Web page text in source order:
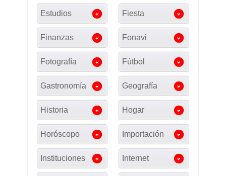
Estudios Fiesta
Finanzas Fonavi
Fotografía Fútbol
Gastronomía Geografía
Historia Hogar
Horóscopo Importación
Instituciones Internet